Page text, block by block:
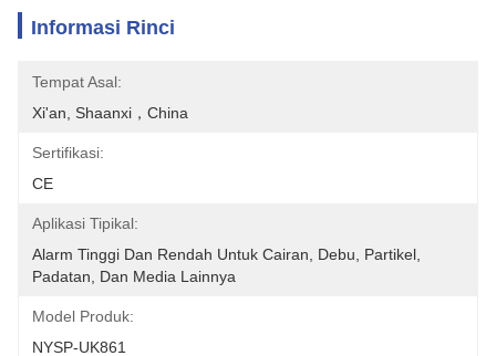
Informasi Rinci
Tempat Asal:
Xi'an, Shaanxi，China
Sertifikasi:
CE
Aplikasi Tipikal:
Alarm Tinggi Dan Rendah Untuk Cairan, Debu, Partikel,
Padatan, Dan Media Lainnya
Model Produk:
NYSP-UK861